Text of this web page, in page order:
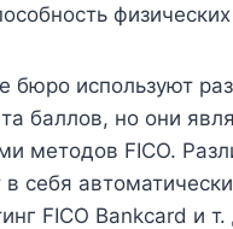
бюро используют
баллов, но они
методов FICO.
себя
FICO Bankcard и